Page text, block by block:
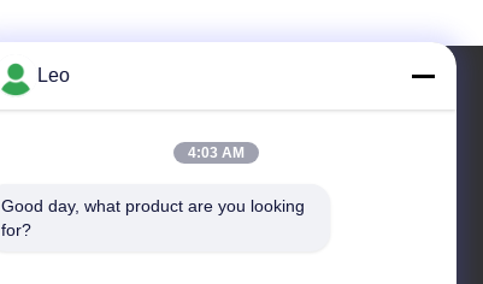
Nr 1700, het Noordensectie van Tianfu-Weg, High-
Leo
4:03 AM
Good day, what product are you looking
for?